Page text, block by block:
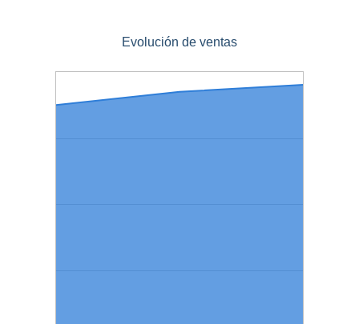
Evolución de ventas